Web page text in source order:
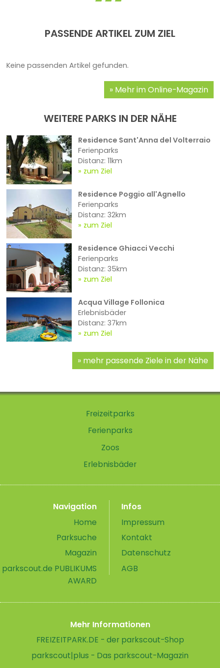
PASSENDE ARTIKEL ZUM ZIEL
Keine passenden Artikel gefunden.
Mehr im Online-Magazin
WEITERE PARKS IN DER NÄHE
Residence Sant'Anna del Volterraio
Ferienparks
Distanz: 11km
zum Ziel
Residence Poggio all'Agnello
Ferienparks
Distanz: 32km
zum Ziel
Residence Ghiacci Vecchi
Ferienparks
Distanz: 35km
zum Ziel
Acqua Village Follonica
Erlebnisbäder
Distanz: 37km
zum Ziel
mehr passende Ziele in der Nähe
Freizeitparks
Ferienparks
Zoos
Erlebnisbäder
Navigation
Home
Parksuche
Magazin
parkscout.de PUBLIKUMS
AWARD
Infos
Impressum
Kontakt
Datenschutz
AGB
Mehr Informationen
FREIZEITPARK.DE - der parkscout-Shop
parkscout|plus - Das parkscout-Magazin